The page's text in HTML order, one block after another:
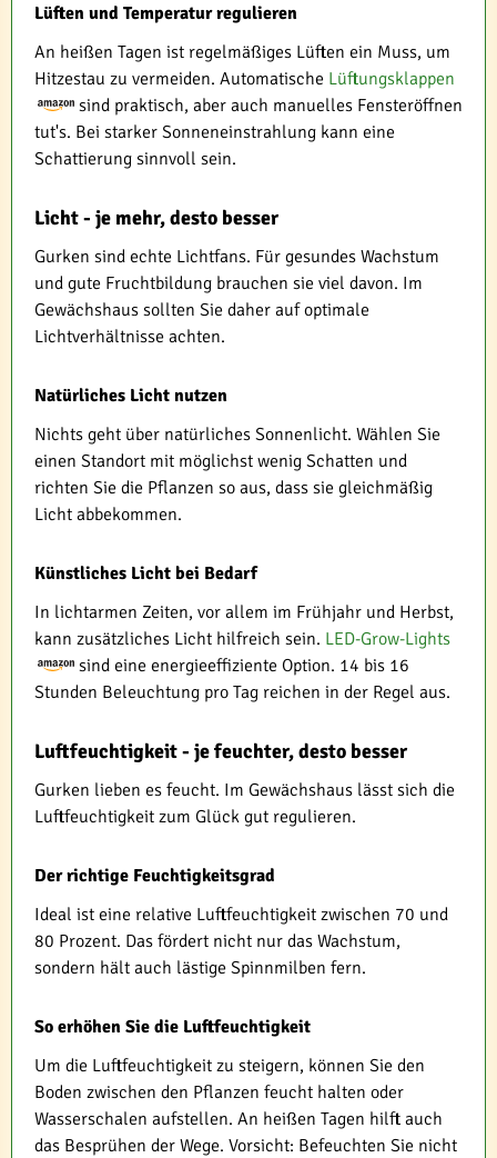
Lüften und Temperatur regulieren
An heißen Tagen ist regelmäßiges Lüften ein Muss, um
Hitzestau zu vermeiden. Automatische Lüftungsklappen
sind praktisch, aber auch manuelles Fensteröffnen
tut's. Bei starker Sonneneinstrahlung kann eine
Schattierung sinnvoll sein.
Licht - je mehr, desto besser
Gurken sind echte Lichtfans. Für gesundes Wachstum
und gute Fruchtbildung brauchen sie viel davon. Im
Gewächshaus sollten Sie daher auf optimale
Lichtverhältnisse achten.
Natürliches Licht nutzen
Nichts geht über natürliches Sonnenlicht. Wählen Sie
einen Standort mit möglichst wenig Schatten und
richten Sie die Pflanzen so aus, dass sie gleichmäßig
Licht abbekommen.
Künstliches Licht bei Bedarf
In lichtarmen Zeiten, vor allem im Frühjahr und Herbst,
kann zusätzliches Licht hilfreich sein. LED-Grow-Lights
sind eine energieeffiziente Option. 14 bis 16
Stunden Beleuchtung pro Tag reichen in der Regel aus.
Luftfeuchtigkeit - je feuchter, desto besser
Gurken lieben es feucht. Im Gewächshaus lässt sich die
Luftfeuchtigkeit zum Glück gut regulieren.
Der richtige Feuchtigkeitsgrad
Ideal ist eine relative Luftfeuchtigkeit zwischen 70 und
80 Prozent. Das fördert nicht nur das Wachstum,
sondern hält auch lästige Spinnmilben fern.
So erhöhen Sie die Luftfeuchtigkeit
Um die Luftfeuchtigkeit zu steigern, können Sie den
Boden zwischen den Pflanzen feucht halten oder
Wasserschalen aufstellen. An heißen Tagen hilft auch
das Besprühen der Wege. Vorsicht: Befeuchten Sie nicht